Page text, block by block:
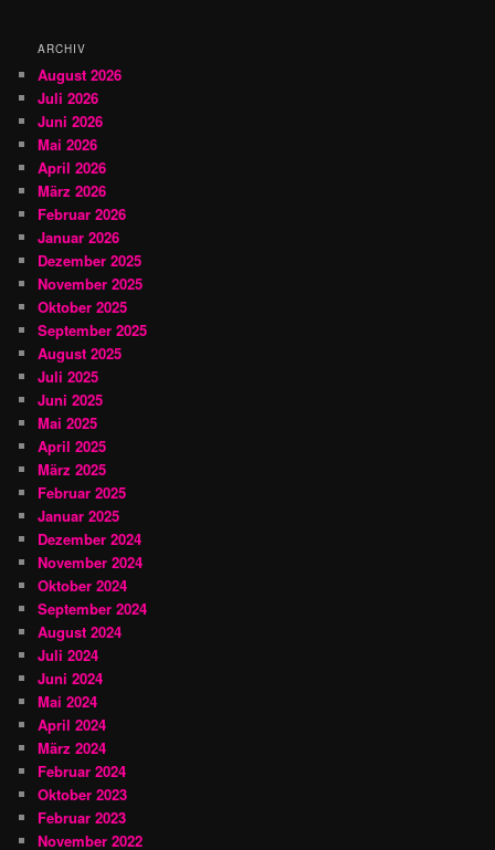
ARCHIV
August 2026
Juli 2026
Juni 2026
Mai 2026
April 2026
März 2026
Februar 2026
Januar 2026
Dezember 2025
November 2025
Oktober 2025
September 2025
August 2025
Juli 2025
Juni 2025
Mai 2025
April 2025
März 2025
Februar 2025
Januar 2025
Dezember 2024
November 2024
Oktober 2024
September 2024
August 2024
Juli 2024
Juni 2024
Mai 2024
April 2024
März 2024
Februar 2024
Oktober 2023
Februar 2023
November 2022